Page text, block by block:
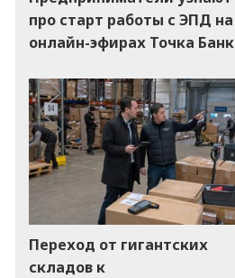
про старт работы с ЭПД на
онлайн-эфирах Точка Банк
Переход от гигантских
складов к